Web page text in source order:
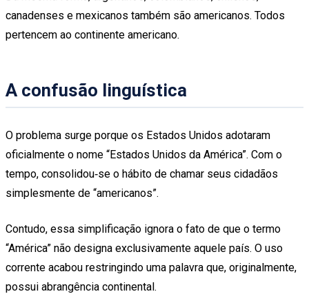
canadenses e mexicanos também são americanos. Todos
pertencem ao continente americano.
A confusão linguística
O problema surge porque os Estados Unidos adotaram
oficialmente o nome “Estados Unidos da América”. Com o
tempo, consolidou‑se o hábito de chamar seus cidadãos
simplesmente de “americanos”.
Contudo, essa simplificação ignora o fato de que o termo
“América” não designa exclusivamente aquele país. O uso
corrente acabou restringindo uma palavra que, originalmente,
possui abrangência continental.